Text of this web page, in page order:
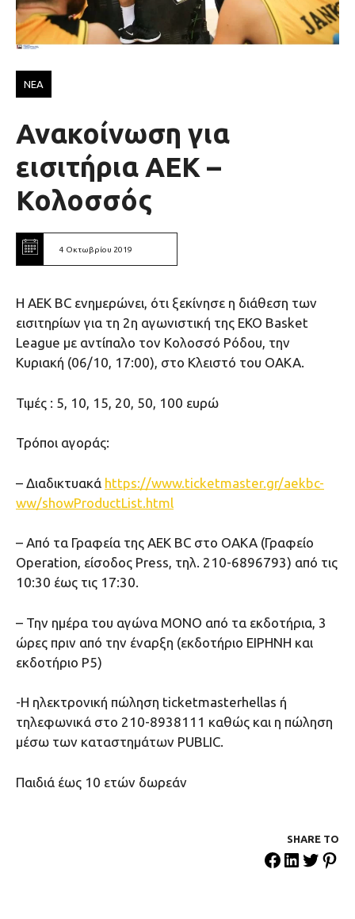
ΝΕΑ
Ανακοίνωση για
εισιτήρια ΑΕΚ –
Κολοσσός
4 Οκτωβρίου 2019
Η ΑΕΚ BC ενημερώνει, ότι ξεκίνησε η διάθεση των
εισιτηρίων για τη 2η αγωνιστική της ΕΚΟ Basket
League με αντίπαλο τον Κολοσσό Ρόδου, την
Κυριακή (06/10, 17:00), στο Κλειστό του ΟΑΚΑ.
Τιμές : 5, 10, 15, 20, 50, 100 ευρώ
Τρόποι αγοράς:
– Διαδικτυακά https://www.ticketmaster.gr/aekbc-
ww/showProductList.html
– Από τα Γραφεία της ΑΕΚ BC στο ΟΑΚΑ (Γραφείο
Operation, είσοδος Press, τηλ. 210-6896793) από τις
10:30 έως τις 17:30.
– Την ημέρα του αγώνα ΜΟΝΟ από τα εκδοτήρια, 3
ώρες πριν από την έναρξη (εκδοτήριο ΕΙΡΗΝΗ και
εκδοτήριο Ρ5)
-Η ηλεκτρονική πώληση ticketmasterhellas ή
τηλεφωνικά στο 210-8938111 καθώς και η πώληση
μέσω των καταστημάτων PUBLIC.
Παιδιά έως 10 ετών δωρεάν
SHARE ΤΟ